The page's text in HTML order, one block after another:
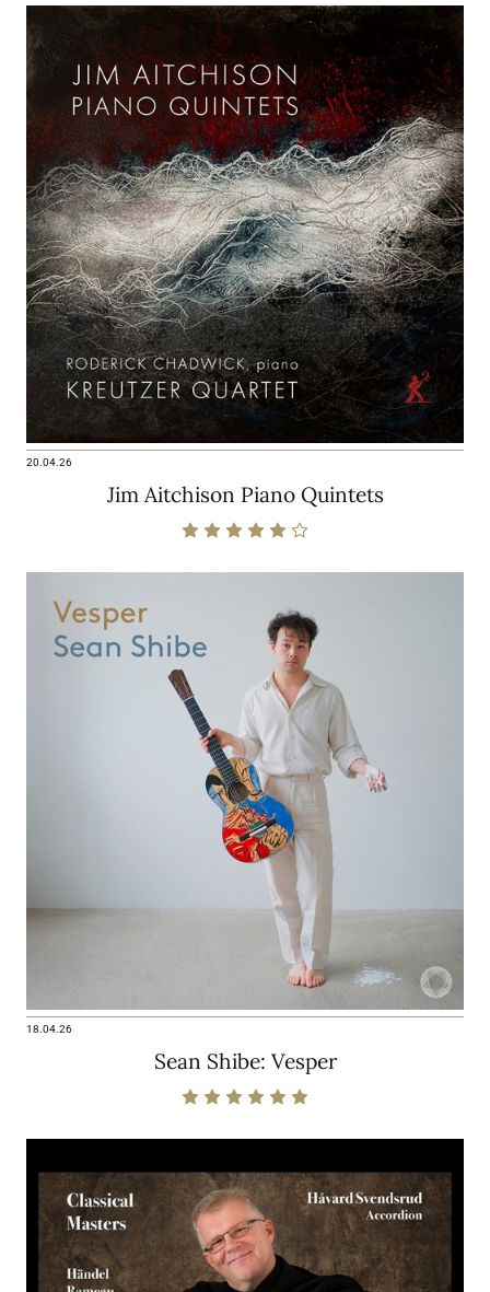
20.04.26
Jim Aitchison Piano Quintets
18.04.26
Sean Shibe: Vesper